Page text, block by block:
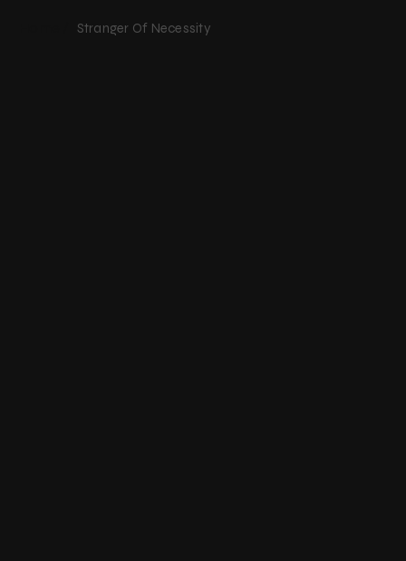
Stranger Of Necessity